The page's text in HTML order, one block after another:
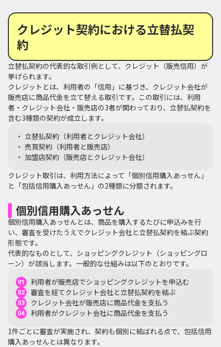
クレジット契約における立替払契
約
立替払契約の代表的な取引例として、クレジット（販売信用）が
挙げられます。
クレジットとは、利用者の「信用」に基づき、クレジット会社が
販売店に商品代金を立て替える取引です。この取引には、利用
者・クレジット会社・販売店の3者が関わっており、立替払契約を
含む3種類の契約が成立します。
立替払契約（利用者とクレジット会社）
売買契約（利用者と販売店）
加盟店契約（販売店とクレジット会社）
クレジット取引は、利用方法によって「個別信用購入あっせん」
と「包括信用購入あっせん」の2種類に分類されます。
個別信用購入あっせん
個別信用購入あっせんとは、商品を購入するたびに申込みを行
い、審査を受けたうえでクレジット会社と立替払契約を結ぶ契約
形態です。
代表的なものとして、ショッピングクレジット（ショッピングロ
ーン）が該当します。一般的な仕組みは以下のとおりです。
利用者が販売店でショッピングクレジットを申込む
審査を経てクレジット会社と立替払契約を結ぶ
クレジット会社が販売店に商品代金を支払う
利用者がクレジット会社に商品代金を支払う
1件ごとに審査が実施され、契約も個別に結ばれる点で、包括信用
購入あっせんとは異なります。